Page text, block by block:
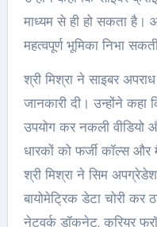
माध्यम से ही हो सकता है।
महत्वपूर्ण भूमिका निभा
श्री मिश्रा ने साइबर
जानकारी दी। उन्होंने कहा
उपयोग कर नकली वीडियो
धारकों को फर्जी कॉल्स
श्री मिश्रा ने सिम
बायोमेट्रिक डेटा चोरी कर
नेटवर्क डॉकनेट, कूरियर